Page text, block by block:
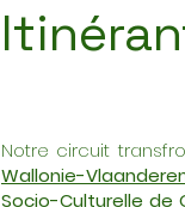
Notre circuit
Wallonie-
Socio-Culturelle de